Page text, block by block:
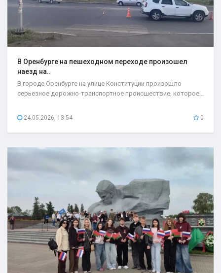
В Оренбурге на пешеходном переходе произошел
наезд на..
В городе Оренбурге на улице Конституции произошло
серьезное дорожно-транспортное происшествие, которое...
24.05.2026, 13:54 0